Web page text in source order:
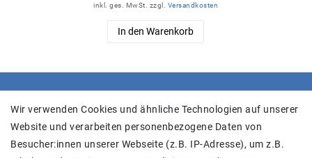
inkl. ges. MwSt. zzgl. Versandkosten
In den Warenkorb
SHOP
Versand
Widerrufs­recht
Wir verwenden Cookies und ähnliche Technologien auf unserer
Website und verarbeiten personenbezogene Daten von
Besucher:innen unserer Webseite (z.B. IP-Adresse), um z.B.